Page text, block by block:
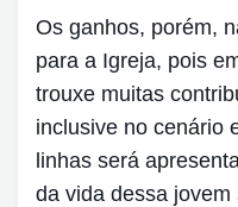
Os ganhos, porém,
para a Igreja, pois
trouxe muitas
inclusive no cenário
linhas será
da vida dessa